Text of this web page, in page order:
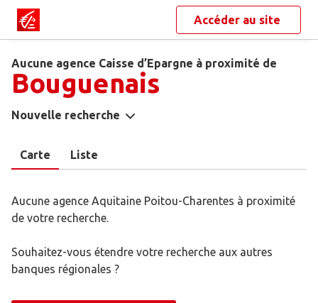
Accéder au site
Aucune agence Caisse d’Epargne à proximité de
Bouguenais
Nouvelle recherche
Carte Liste
Aucune agence Aquitaine Poitou-Charentes à proximité
de votre recherche.
Souhaitez-vous étendre votre recherche aux autres
banques régionales ?